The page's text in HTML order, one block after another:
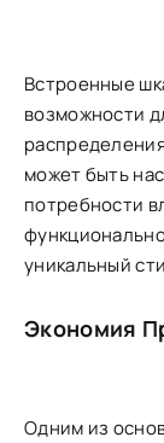
Встроенные
возможности
может быть
потребности
уникальный
Экономия
Одним из